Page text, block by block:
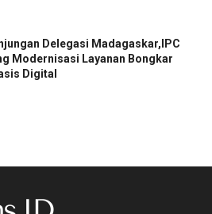
Delegasi Madagaskar,IPC
Modernisasi Layanan Bongkar
Digital